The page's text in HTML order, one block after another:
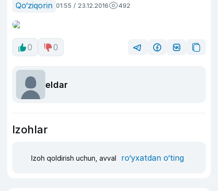
Qo‘ziqorin 01:55 / 23.12.2016 492
0 0
eldar
Izohlar
Izoh qoldirish uchun, avval ro‘yxatdan o‘ting